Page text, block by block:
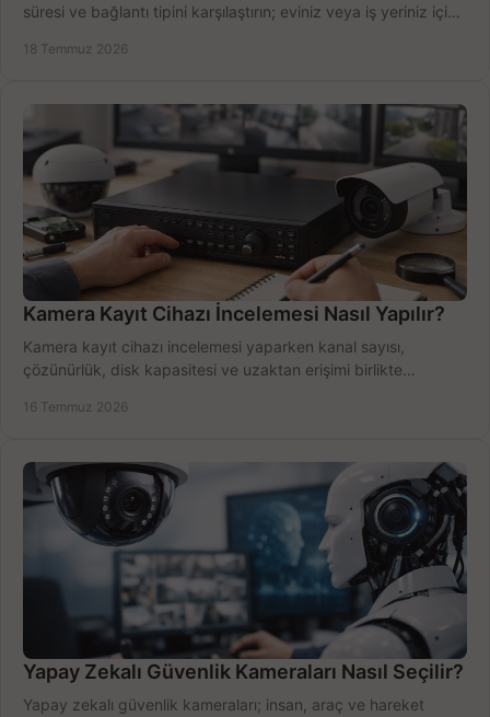
süresi ve bağlantı tipini karşılaştırın; eviniz veya iş yeriniz için
18 Temmuz 2026
Kamera Kayıt Cihazı İncelemesi Nasıl Yapılır?
Kamera kayıt cihazı incelemesi yaparken kanal sayısı,
çözünürlük, disk kapasitesi ve uzaktan erişimi birlikte
16 Temmuz 2026
Yapay Zekalı Güvenlik Kameraları Nasıl Seçilir?
Yapay zekalı güvenlik kameraları; insan, araç ve hareket